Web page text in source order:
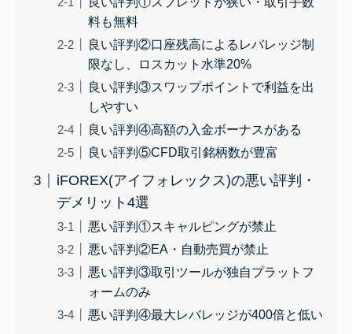
料も無料
良い評判②口座残高によるレバレッジ制
限なし、ロスカット水準20%
良い評判③スワップポイントで利益を出
しやすい
良い評判④高額の入金ボーナスがある
良い評判⑤CFD取引銘柄数が豊富
iFOREX(アイフォレックス)の悪い評判・
デメリット4選
悪い評判①スキャルピングが禁止
悪い評判②EA・自動売買が禁止
悪い評判③取引ツールが独自プラットフ
ォームのみ
悪い評判④最大レバレッジが400倍と低い